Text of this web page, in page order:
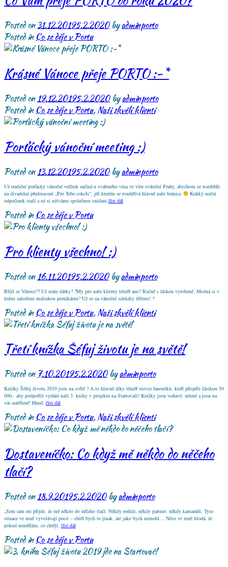
Posted on31.12.20195.2.2020byadminporto
Posted in Co se děje v Portu
Krásné Vánoce přeje PORTO :-*
Posted on19.12.20195.2.2020byadminporto
Posted in Co se děje v Portu, Naši skvělí klienti
Porťácký vánoční meeting :)
Posted on13.12.20195.2.2020byadminporto
Už tradiční porťácký vánoční večírek začíná u svařeného vína ve víru sváteční Prahy, abychom se rozehřáli
na divadelní představení „Pro Tebe cokoli“, při kterém se rozehřívá hlavně naše bránice
Krátký noční
odpočinek stačí a už si užíváme společnou snídani číst dál
Posted in Co se děje v Portu
Pro klienty všechno! :)
Posted on 16.11.20195.2.2020byadminporto
Blíží se Vánoce?? Už máte dárky? ?My pro naše klienty téměř ano? Ručně s láskou vyrobené. Možná si v
lednu založíme malinkou perníkárnu? Už se na vánoční schůzky těšíme! ?
Posted in Co se děje v Portu, Naši skvělí klienti
Třetí knížka Šéfuj životu je na světě!
Posted on 7.10.20195.2.2020byadminporto
Knížky Šéfuj životu 2019 jsou na světě ? A to hlavně díky téměř stovce fanoušků, kteří přispěli částkou 50
000,- aby podpořili vydání naší 3. knihy v projektu na Startovači! Knížky jsou voňavé, zelené a jsou na
vás natěšené! Hned, číst dál
Posted in Co se děje v Portu, Naši skvělí klienti
Dostaveníčko: Co když mě někdo do něčeho
tlačí?
Posted on18.9.20195.2.2020byadminporto
„Sem tam mi přijde, že mě někdo do něčeho tlačí. Někdy rodiče, někdy partner, někdy kamarádi. Tyto
situace ve mně vyvolávají pocit – chtěl bych to jinak, ale jako bych nemohl… Něco ve mně hlodá, že
pokud neudělám, co chtějí, číst dál
Posted in Co se děje v Portu